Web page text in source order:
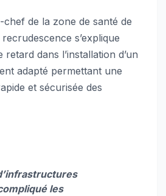
chef de la zone de santé de
s’explique
dans l’installation d’un
adapté permettant une
et sécurisée des
les